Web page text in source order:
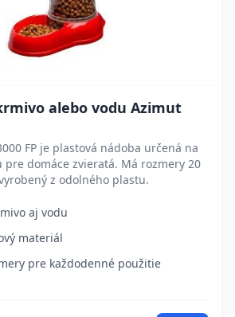
alebo vodu Azimut
FP je plastová nádoba určená na
pre domáce zvieratá. Má rozmery 20
z odolného plastu.
aj vodu
materiál
pre každodenné použitie